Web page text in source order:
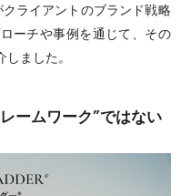
ライアントのブランド戦略
ーチや事例を通じて、その
ました。
ームワーク”ではない